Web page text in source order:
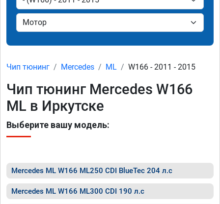
Чип тюнинг Mercedes ML W166 - 2011 - 2015
Чип тюнинг Mercedes W166
ML в Иркутске
Выберите вашу модель:
Mercedes ML W166 ML250 CDI BlueTec 204 л.с
Mercedes ML W166 ML300 CDI 190 л.с